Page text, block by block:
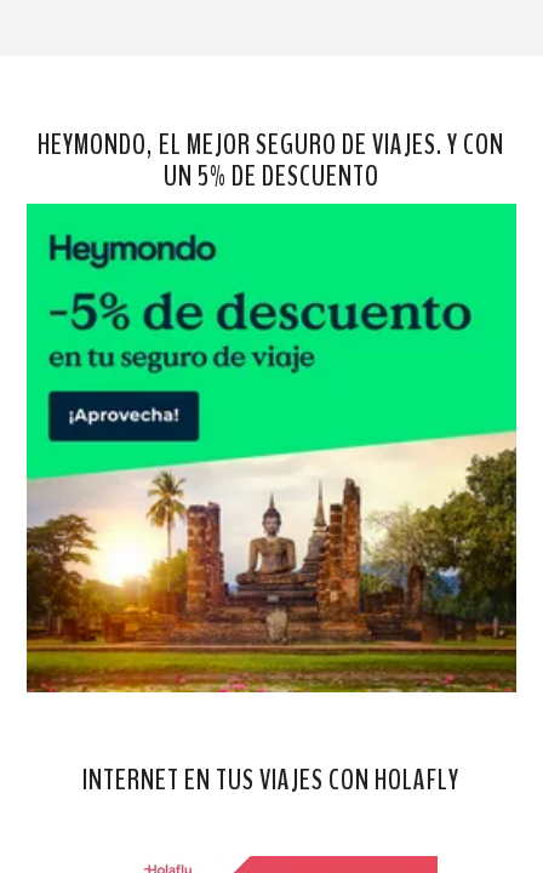
HEYMONDO, EL MEJOR SEGURO DE VIAJES. Y CON
UN 5% DE DESCUENTO
INTERNET EN TUS VIAJES CON HOLAFLY